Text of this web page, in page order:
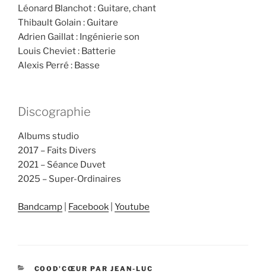
Léonard Blanchot : Guitare, chant
Thibault Golain : Guitare
Adrien Gaillat : Ingénierie son
Louis Cheviet : Batterie
Alexis Perré : Basse
Discographie
Albums studio
2017 – Faits Divers
2021 – Séance Duvet
2025 – Super-Ordinaires
Bandcamp Facebook Youtube
CATÉGORIES
COOD'CŒUR PAR JEAN-LUC